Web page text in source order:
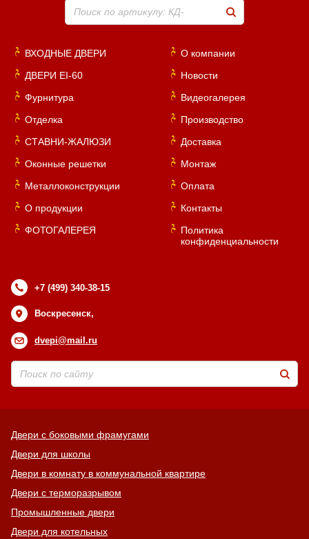
Поиск по артикулу: КД-
ВХОДНЫЕ ДВЕРИ
ДВЕРИ EI-60
Фурнитура
Отделка
СТАВНИ-ЖАЛЮЗИ
Оконные решетки
Металлоконструкции
О продукции
ФОТОГАЛЕРЕЯ
О компании
Новости
Видеогалерея
Производство
Доставка
Монтаж
Оплата
Контакты
Политика
конфиденциальности
+7 (499) 340-38-15
Воскресенск,
dvepi@mail.ru
Двери с боковыми фрамугами
Двери для школы
Двери в комнату в коммунальной квартире
Двери с терморазрывом
Промышленные двери
Двери для котельных